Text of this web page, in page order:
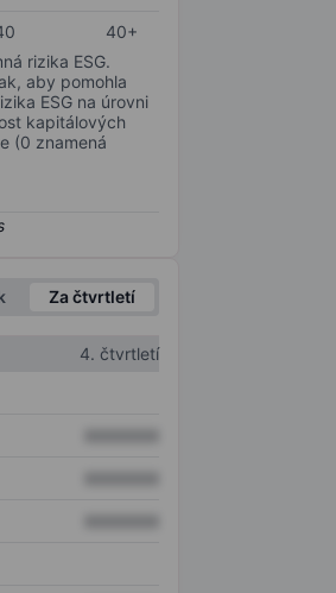
40+
rizika ESG.
aby pomohla
ESG na úrovni
kapitálových
(0 znamená
Za čtvrtletí
4. čtvrtletí